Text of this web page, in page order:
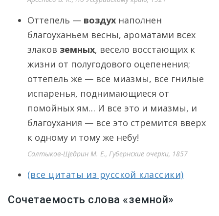
Оттепель — воздух наполнен
благоуханьем весны, ароматами всех
злаков земных, весело восстающих к
жизни от полугодового оцепенения;
оттепель же — все миазмы, все гнилые
испаренья, поднимающиеся от
помойных ям… И все это и миазмы, и
благоухания — все это стремится вверх
к одному и тому же небу!
Салтыков-Щедрин М. Е., Губернские очерки, 1857
(все цитаты из русской классики)
Сочетаемость слова «земной»